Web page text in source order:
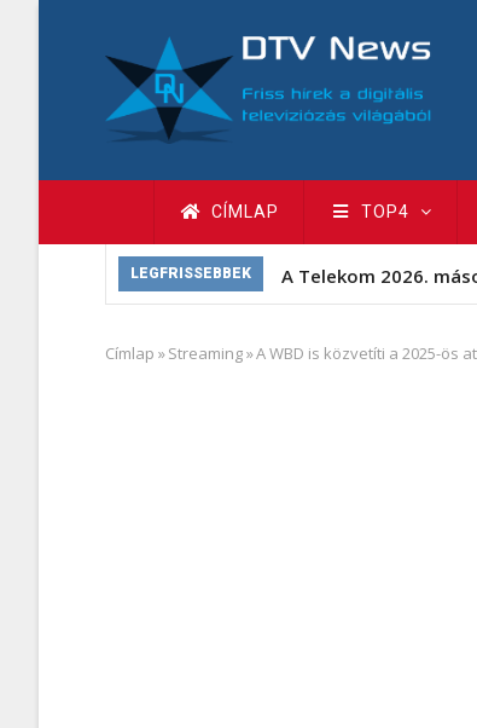
tartalomra
Fő
navigáció
CÍMLAP TOP4
LEGFRISSEBBEK A Telekom 2026.
Morzsa
Címlap »Streaming»A WBD is közvetíti a 2025-ös